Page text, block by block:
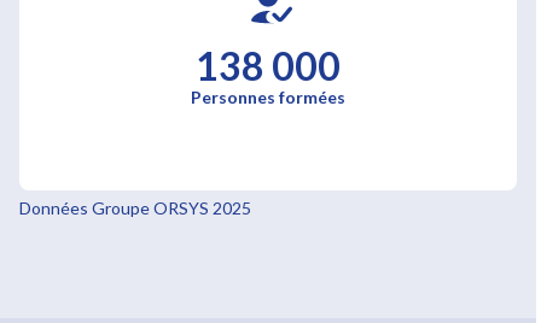
138 000
Personnes formées
Données Groupe ORSYS 2025